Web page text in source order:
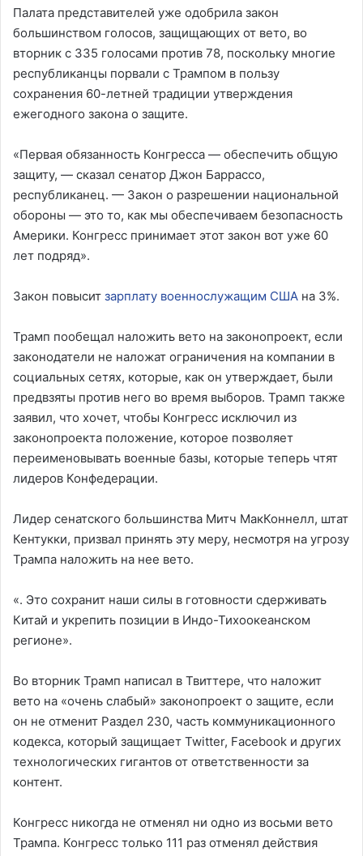
Палата представителей уже одобрила закон
большинством голосов, защищающих от вето, во
вторник с 335 голосами против 78, поскольку многие
республиканцы порвали с Трампом в пользу
сохранения 60-летней традиции утверждения
ежегодного закона о защите.
«Первая обязанность Конгресса — обеспечить общую
защиту, — сказал сенатор Джон Баррассо,
республиканец. — Закон о разрешении национальной
обороны — это то, как мы обеспечиваем безопасность
Америки. Конгресс принимает этот закон вот уже 60
лет подряд».
Закон повысит зарплату военнослужащим США на 3%.
Трамп пообещал наложить вето на законопроект, если
законодатели не наложат ограничения на компании в
социальных сетях, которые, как он утверждает, были
предвзяты против него во время выборов. Трамп также
заявил, что хочет, чтобы Конгресс исключил из
законопроекта положение, которое позволяет
переименовывать военные базы, которые теперь чтят
лидеров Конфедерации.
Лидер сенатского большинства Митч МакКоннелл, штат
Кентукки, призвал принять эту меру, несмотря на угрозу
Трампа наложить на нее вето.
«. Это сохранит наши силы в готовности сдерживать
Китай и укрепить позиции в Индо-Тихоокеанском
регионе».
Во вторник Трамп написал в Твиттере, что наложит
вето на «очень слабый» законопроект о защите, если
он не отменит Раздел 230, часть коммуникационного
кодекса, который защищает Twitter, Facebook и других
технологических гигантов от ответственности за
контент.
Конгресс никогда не отменял ни одно из восьми вето
Трампа. Конгресс только 111 раз отменял действия